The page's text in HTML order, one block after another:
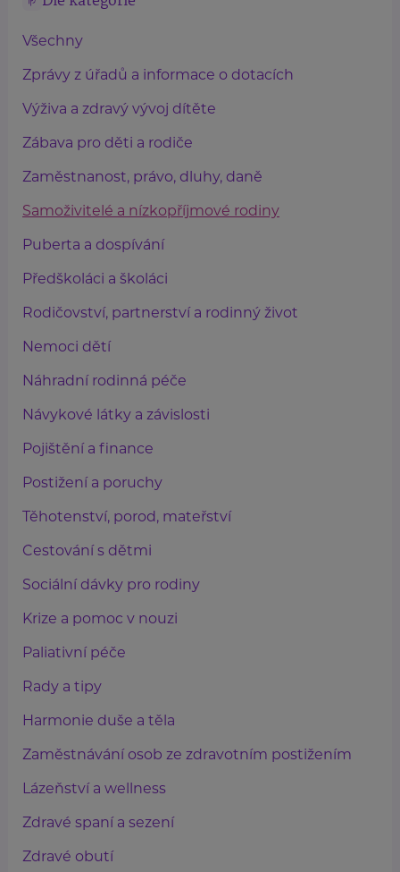
Všechny
Zprávy z úřadů a informace o dotacích
Výživa a zdravý vývoj dítěte
Zábava pro děti a rodiče
Zaměstnanost, právo, dluhy, daně
Samoživitelé a nízkopříjmové rodiny
Puberta a dospívání
Předškoláci a školáci
Rodičovství, partnerství a rodinný život
Nemoci dětí
Náhradní rodinná péče
Návykové látky a závislosti
Pojištění a finance
Postižení a poruchy
Těhotenství, porod, mateřství
Cestování s dětmi
Sociální dávky pro rodiny
Krize a pomoc v nouzi
Paliativní péče
Rady a tipy
Harmonie duše a těla
Zaměstnávání osob ze zdravotním postižením
Lázeňství a wellness
Zdravé spaní a sezení
Zdravé obutí